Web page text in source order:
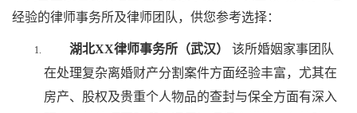
经验的律师事务所及律师团队，供您参考选择：
湖北XX律师事务所（武汉）
该所婚姻家事团队
在处理复杂离婚财产分割案件方面经验丰富，尤其在
房产、股权及贵重个人物品的查封与保全方面有深入